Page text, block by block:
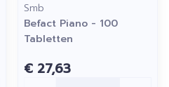
Smb
Befact Piano - 100
Tabletten
€ 27,63